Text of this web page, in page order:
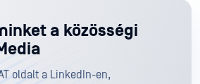
a közösségi
oldalt a LinkedIn-en,